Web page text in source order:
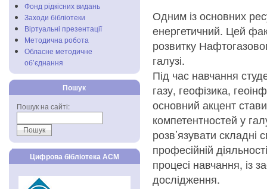
Фонд рідкісних видань
Заходи бібліотеки
Віртуальні презентації
Методична робота
Обласне методичне
об’єднання
Пошук
Пошук на сайті:
Цифрова бібліотека АСМ
Одним із основних
енергетичний. Цей
розвитку
галузі.
Під час навчання
газу, геофізика,
основний акцент
компетентностей у
розв’язувати складні
професійній
процесі навчання, із
дослідження.